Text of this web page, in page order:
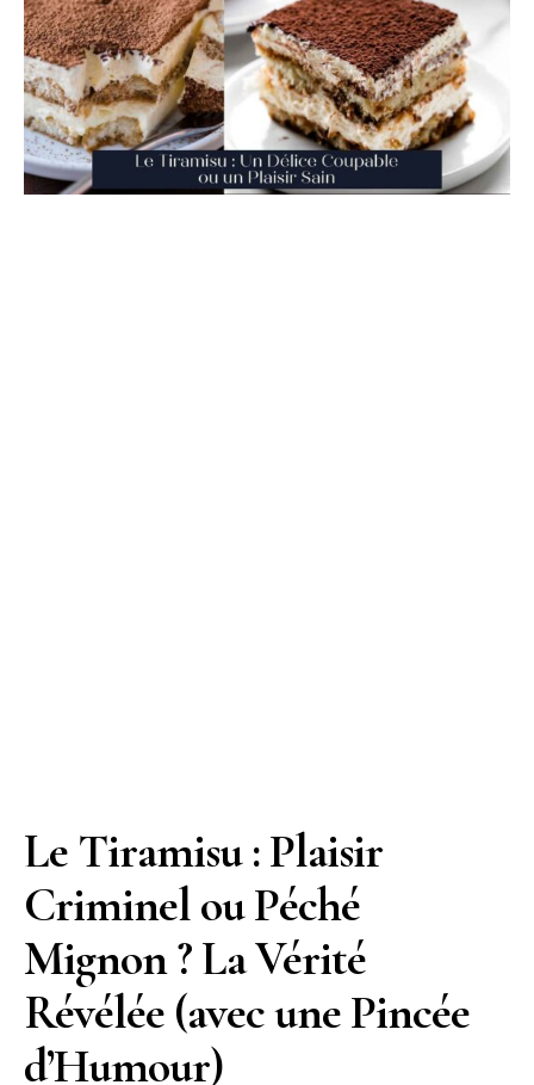
Le Tiramisu : Plaisir
Criminel ou Péché
Mignon ? La Vérité
Révélée (avec une Pincée
d’Humour)